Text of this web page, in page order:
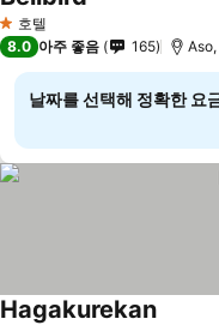
1 성급
호텔
8.0 아주 좋음 165
날짜를 선택해 정확한 요
Hagakurekan